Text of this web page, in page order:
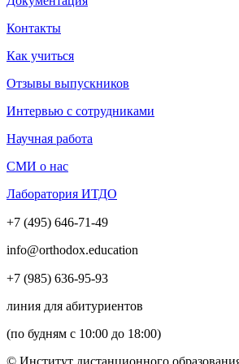
Контакты
Как учиться
Отзывы выпускников
Интервью с сотрудниками
Научная работа
СМИ о нас
Лаборатория ИТДО
+7 (495) 646-71-49
info@orthodox.education
+7 (985) 636-95-93
линия для абитуриентов
(по будням с 10:00 до 18:00)
© Институт дистанционного